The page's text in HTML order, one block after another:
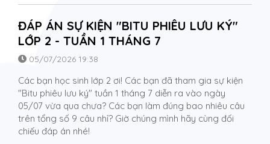
ĐÁP ÁN SỰ KIỆN "BITU PHIÊU LƯU KÝ"
LỚP 2 - TUẦN 1 THÁNG 7
05/07/2026 19:38
Các bạn học sinh lớp 2 ơi! Các bạn đã tham gia sự kiện
"Bitu phiêu lưu ký" tuần 1 tháng 7 diễn ra vào ngày
05/07 vừa qua chưa? Các bạn làm đúng bao nhiêu câu
trên tổng số 9 câu nhỉ? Giờ chúng mình hãy cùng đối
chiếu đáp án nhé!